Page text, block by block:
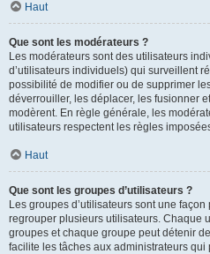
Haut
Que sont les modérateurs ?
Les modérateurs sont des utilisateurs
d’utilisateurs individuels) qui surveillent
possibilité de modifier ou de supprimer
déverrouiller, les déplacer, les fusionner
modèrent. En règle générale, les
utilisateurs respectent les règles
Haut
Que sont les groupes d’utilisateurs ?
Les groupes d’utilisateurs sont une
regrouper plusieurs utilisateurs. Chaque
groupes et chaque groupe peut détenir
facilite les tâches aux administrateurs